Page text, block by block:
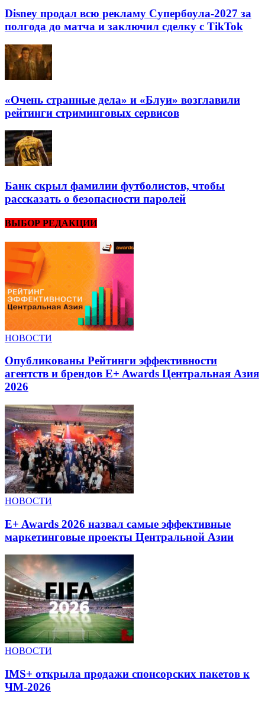
Disney продал всю рекламу Супербоула-2027 за
полгода до матча и заключил сделку с TikTok
«Очень странные дела» и «Блуи» возглавили
рейтинги стриминговых сервисов
Банк скрыл фамилии футболистов, чтобы
рассказать о безопасности паролей
ВЫБОР РЕДАКЦИИ
НОВОСТИ
Опубликованы Рейтинги эффективности
агентств и брендов E+ Awards Центральная Азия
2026
НОВОСТИ
E+ Awards 2026 назвал самые эффективные
маркетинговые проекты Центральной Азии
НОВОСТИ
IMS+ открыла продажи спонсорских пакетов к
ЧМ-2026